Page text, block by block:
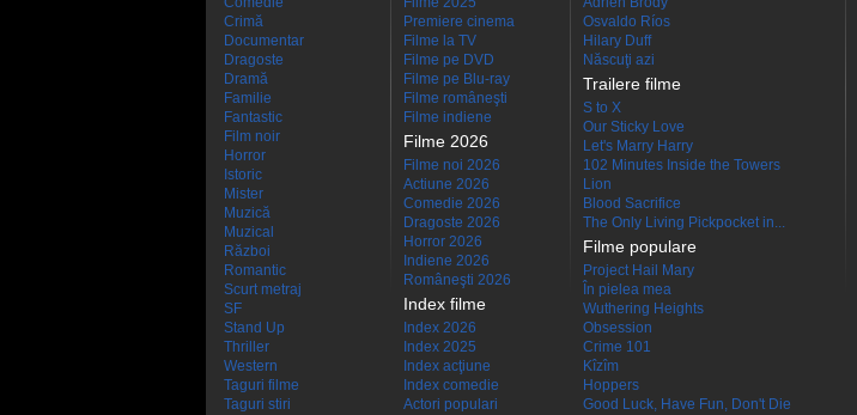
Crimă
Documentar
Dragoste
Dramă
Familie
Fantastic
Film noir
Horror
Istoric
Mister
Muzică
Muzical
Război
Romantic
Scurt metraj
SF
Stand Up
Thriller
Western
Taguri filme
Taguri stiri
Premiere cinema
Filme la TV
Filme pe DVD
Filme pe Blu-ray
Filme româneşti
Filme indiene
Filme 2026
Filme noi 2026
Actiune 2026
Comedie 2026
Dragoste 2026
Horror 2026
Indiene 2026
Româneşti 2026
Index filme
Index 2026
Index 2025
Index acţiune
Index comedie
Actori populari
Osvaldo Ríos
Hilary Duff
Născuţi azi
Trailere filme
S to X
Our Sticky Love
Let's Marry Harry
102 Minutes Inside the Towers
Lion
Blood Sacrifice
The Only Living Pickpocket in...
Filme populare
Project Hail Mary
În pielea mea
Wuthering Heights
Obsession
Crime 101
Kîzîm
Hoppers
Good Luck, Have Fun, Don't Die